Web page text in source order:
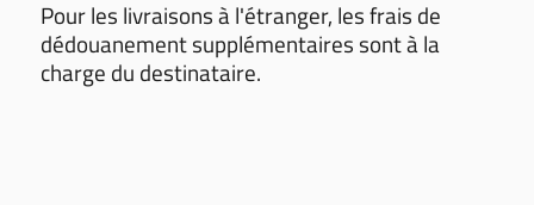
Pour les livraisons à l'étranger, les frais de
dédouanement supplémentaires sont à la
charge du destinataire.